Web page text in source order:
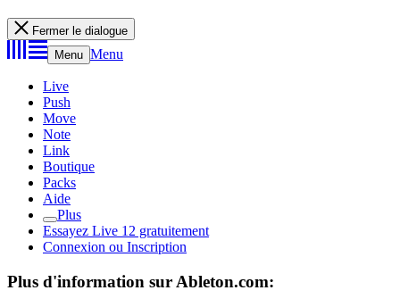
Fermer le dialogue
Menu Menu
Live
Push
Move
Note
Link
Boutique
Packs
Aide
Plus
Essayez Live 12 gratuitement
Connexion ou Inscription
Plus d'information sur Ableton.com: